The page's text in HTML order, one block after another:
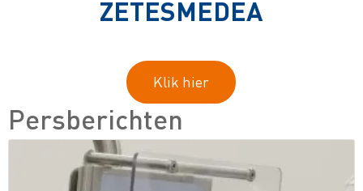
ZETESMEDEA
Klik hier
Persberichten